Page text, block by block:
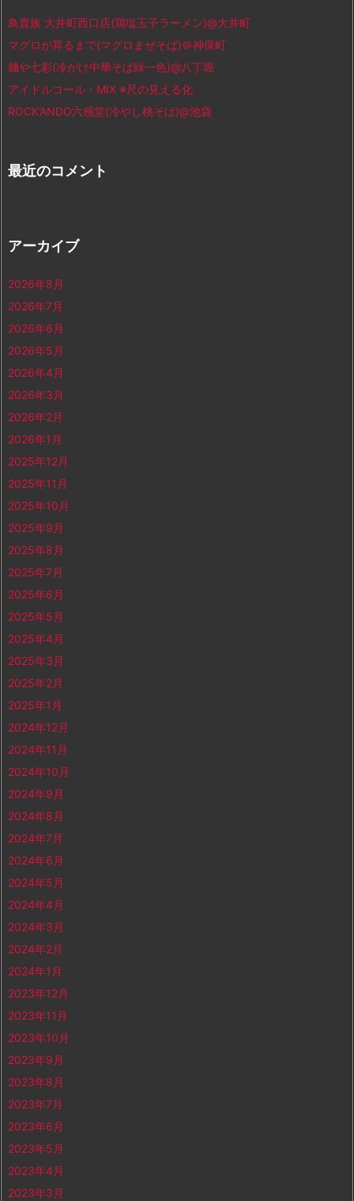
鳥貴族 大井町西口店(鶏塩玉子ラーメン)@大井町
マグロが昇るまで(マグロまぜそば)＠神保町
麺や七彩(冷がけ中華そば緑一色)@八丁堀
アイドルコール・MIX ※尺の見える化
ROCK’ANDO六感堂(冷やし桃そば)@池袋
最近のコメント
アーカイブ
2026年8月
2026年7月
2026年6月
2026年5月
2026年4月
2026年3月
2026年2月
2026年1月
2025年12月
2025年11月
2025年10月
2025年9月
2025年8月
2025年7月
2025年6月
2025年5月
2025年4月
2025年3月
2025年2月
2025年1月
2024年12月
2024年11月
2024年10月
2024年9月
2024年8月
2024年7月
2024年6月
2024年5月
2024年4月
2024年3月
2024年2月
2024年1月
2023年12月
2023年11月
2023年10月
2023年9月
2023年8月
2023年7月
2023年6月
2023年5月
2023年4月
2023年3月